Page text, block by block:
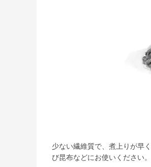
少ない繊維質で、煮上りが早
び昆布などにお使いください。